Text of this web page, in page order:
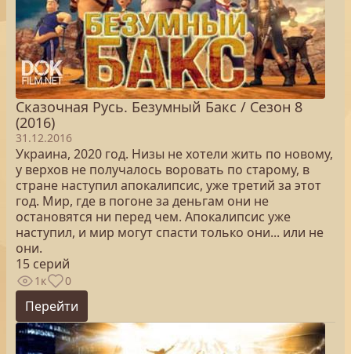
Сказочная Русь. Безумный Бакс / Сезон 8
(2016)
31.12.2016
Украина, 2020 год. Низы не хотели жить по новому,
у верхов не получалось воровать по старому, в
стране наступил апокалипсис, уже третий за этот
год. Мир, где в погоне за деньгам они не
остановятся ни перед чем. Апокалипсис уже
наступил, и мир могут спасти только они... или не
они.
15 серий
1к 0
Перейти